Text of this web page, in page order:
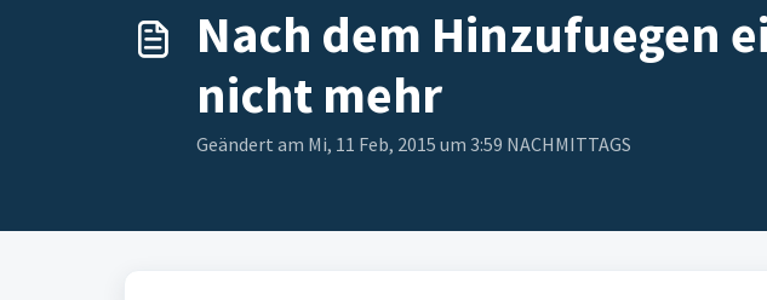
Nach dem Hinzufuegen
nicht mehr
Geändert am Mi, 11 Feb, 2015 um 3:59 NACHMITTAGS